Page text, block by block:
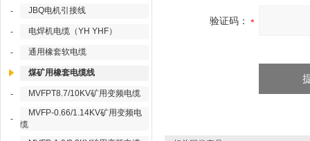
- JBQ电机引接线
- 电焊机电缆（YH YHF）
- 通用橡套软电缆
煤矿用橡套电缆线
- MVFPT8.7/10KV矿用变频电缆
-
MVFP-0.66/1.14KV矿用变频电
缆
验证码：